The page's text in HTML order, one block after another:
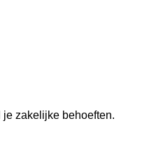
zakelijke behoeften.